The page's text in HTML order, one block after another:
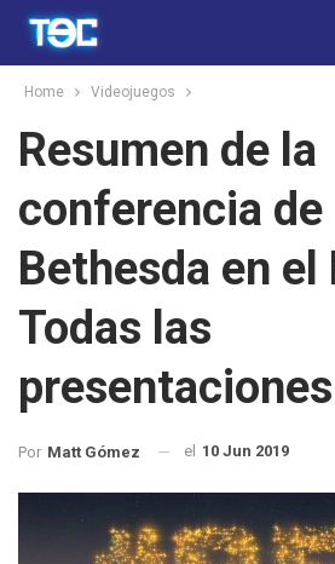
Home Videojuegos
Resumen de la
conferencia de
Bethesda en el
Todas las
presentaciones
Por Matt Gómez el 10 Jun 2019